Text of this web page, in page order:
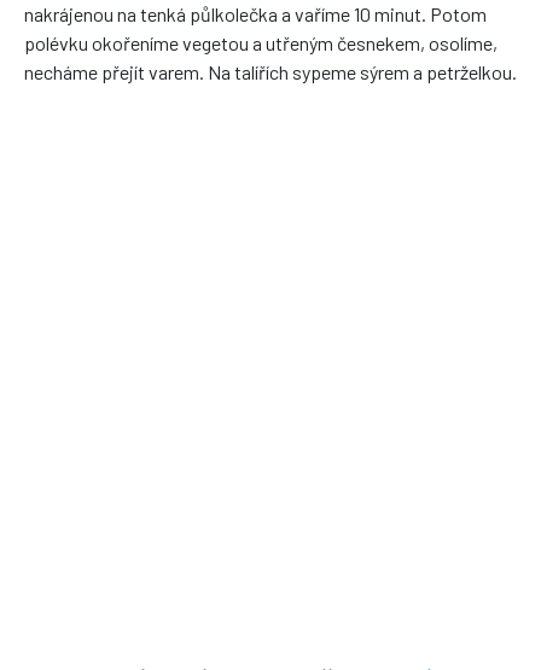
nakrájenou na tenká půlkolečka a vaříme 10 minut. Potom
polévku okořeníme vegetou a utřeným česnekem, osolíme,
necháme přejít varem. Na talířích sypeme sýrem a petrželkou.